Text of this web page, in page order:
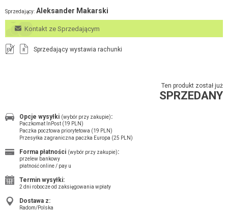
Sprzedający: Aleksander Makarski
Kontakt ze Sprzedającym
FV R Sprzedający wystawia rachunki
Ten produkt został już
SPRZEDANY
Opcje wysyłki (wybór przy zakupie):
Paczkomat InPost (19 PLN)
Paczka pocztowa priorytetowa (19 PLN)
Przesyłka zagraniczna paczka Europa (25 PLN)
Forma płatności (wybór przy zakupie):
przelew bankowy
płatność online / pay u
Termin wysyłki:
2 dni robocze od zaksięgowania wpłaty
Dostawa z:
Radom/Polska